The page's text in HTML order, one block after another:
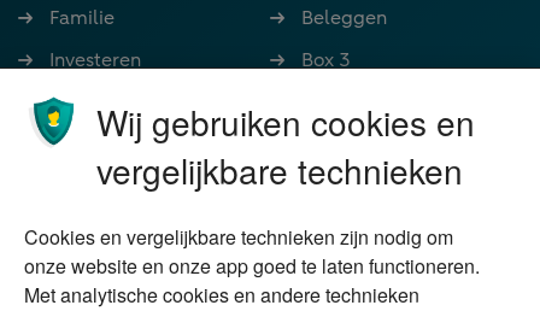
Familie
Investeren
Ondernemen
Stoppen met werken
Wonen
Beleggen
Box 3
Nalatenschap
Schenken
Duurzaam
Vermogensplanning
Over Financial Focus
Specialisten
Wij gebruiken cookies en
vergelijkbare technieken
Cookies en vergelijkbare technieken zijn nodig om
onze website en onze app goed te laten functioneren.
Met analytische cookies en andere technieken